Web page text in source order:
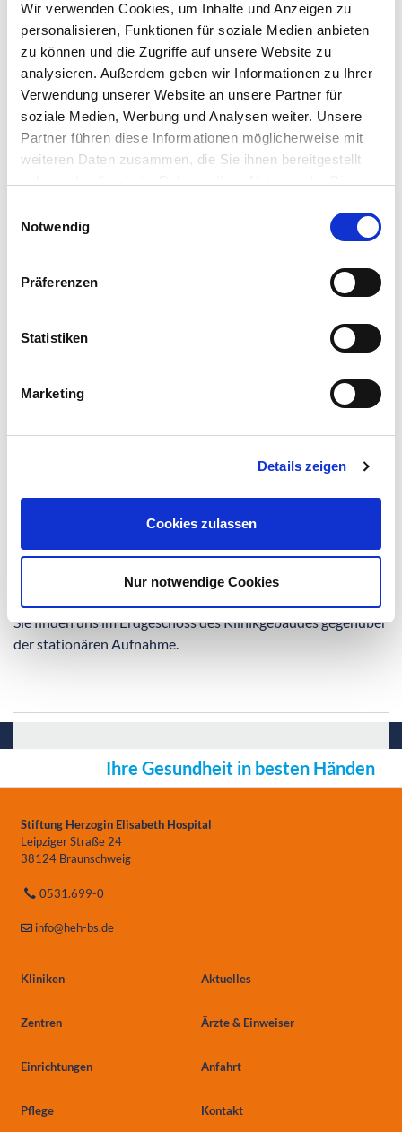
Wir verwenden Cookies, um Inhalte und Anzeigen zu
personalisieren, Funktionen für soziale Medien anbieten
zu können und die Zugriffe auf unsere Website zu
analysieren. Außerdem geben wir Informationen zu Ihrer
Verwendung unserer Website an unsere Partner für
soziale Medien, Werbung und Analysen weiter. Unsere
Partner führen diese Informationen möglicherweise mit
weiteren Daten zusammen, die Sie ihnen bereitgestellt
Notwendig
Präferenzen
Statistiken
Marketing
Details zeigen
Cookies zulassen
Nur notwendige Cookies
Nach Anmeldung von der Station sind
wir in folgenden Punkten gerne Ihre
Ansprechpartner:
Organisation eines Pflegedienstes
Fragen zur Pflegeversicherung und ggf.
Antragsstellung
Organisation einer Kurzzeitpflege /
Essen auf Rädern
Selbsthilfegruppen
Sozialberatung von Patienten*Patientinnen des
Organisation ambulanter und stationärer
Wenn Sie sich persönlich an uns wenden möchten,
Sollten Sie uns nicht erreichen, sprechen Sie bitte auf den
Anrufbeantworter (bitte hinterlassen Sie deutlich Ihren
Namen und Ihre Telefonnummer).
Sie finden uns im Erdgeschoss des Klinikgebäudes gegenüber
der stationären Aufnahme.
Ihre Gesundheit in besten Händen
Stiftung Herzogin Elisabeth Hospital
Leipziger Straße 24
38124 Braunschweig
0531.699-0
info@heh-bs.de
Kliniken Aktuelles
Zentren Ärzte & Einweiser
Einrichtungen Anfahrt
Pflege Kontakt